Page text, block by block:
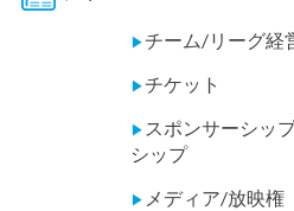
▶チーム/リーグ経
▶チケット
▶ スポンサーシッ
シップ
▶ メディア/放映権